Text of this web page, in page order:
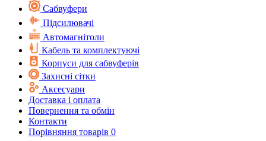
Cабвуфери
Підсилювачі
Автомагнітоли
Кабель та комплектуючі
Корпуси для сабвуферів
Захисні сітки
Аксесуари
Доставка і оплата
Повернення та обмін
Контакти
Порівняння товарів 0